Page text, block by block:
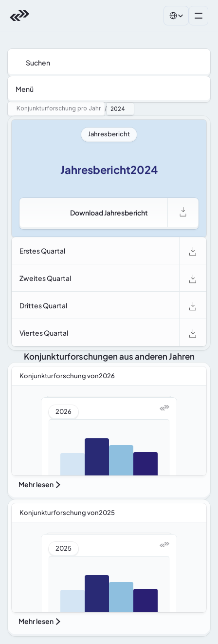
Menü
Suchen
Konjunkturforschung pro Jahr / 2024
Jahresbericht
Jahresbericht2024
Download Jahresbericht
Erstes Quartal
Zweites Quartal
Drittes Quartal
Viertes Quartal
Konjunkturforschungen aus anderen Jahren
Konjunkturforschung von2026
2026
Mehr lesen
Konjunkturforschung von2025
2025
Mehr lesen